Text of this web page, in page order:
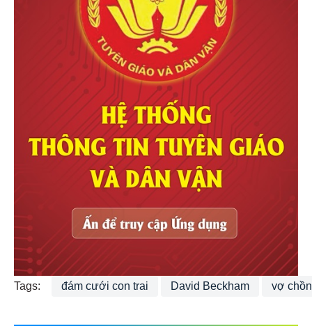
Tags: đám cưới con trai David Beckham vợ